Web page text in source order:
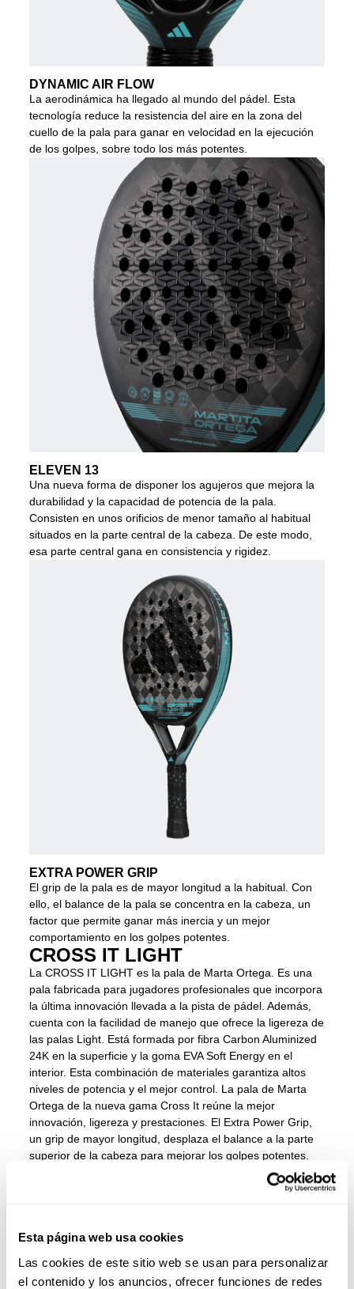
Esta página web usa cookies
Las cookies de este sitio web se usan para personalizar
el contenido y los anuncios, ofrecer funciones de redes
DYNAMIC AIR FLOW
La aerodinámica ha llegado al mundo del pádel. Esta
tecnología reduce la resistencia del aire en la zona del
cuello de la pala para ganar en velocidad en la ejecución
de los golpes, sobre todo los más potentes.
ELEVEN 13
Una nueva forma de disponer los agujeros que mejora la
durabilidad y la capacidad de potencia de la pala.
Consisten en unos orificios de menor tamaño al habitual
situados en la parte central de la cabeza. De este modo,
esa parte central gana en consistencia y rigidez.
EXTRA POWER GRIP
El grip de la pala es de mayor longitud a la habitual. Con
ello, el balance de la pala se concentra en la cabeza, un
factor que permite ganar más inercia y un mejor
comportamiento en los golpes potentes.
CROSS IT LIGHT
La CROSS IT LIGHT es la pala de Marta Ortega. Es una
pala fabricada para jugadores profesionales que incorpora
la última innovación llevada a la pista de pádel. Además,
cuenta con la facilidad de manejo que ofrece la ligereza de
las palas Light. Está formada por fibra Carbon Aluminized
24K en la superficie y la goma EVA Soft Energy en el
interior. Esta combinación de materiales garantiza altos
niveles de potencia y el mejor control. La pala de Marta
Ortega de la nueva gama Cross It reúne la mejor
innovación, ligereza y prestaciones. El Extra Power Grip,
un grip de mayor longitud, desplaza el balance a la parte
superior de la cabeza para mejorar los golpes potentes.
La aerodinámica llega al pádel a través de la tecnología
Dynamic Air Flow. Con ella, la pala reduce su resistencia al
una pionera disposición de los agujeros. La CROSS IT
LIGHT marca la diferencia.